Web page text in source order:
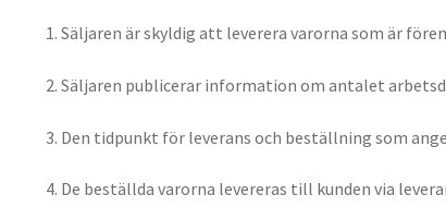
1. Säljaren är skyldig att leverera varorna som är
2. Säljaren publicerar information om antalet
3. Den tidpunkt för leverans och beställning som
4. De beställda varorna levereras till kunden via